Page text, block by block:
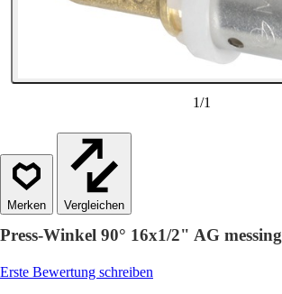
1/1
Vergleichen
Press-Winkel 90° 16x1/2" AG messing
Erste Bewertung schreiben